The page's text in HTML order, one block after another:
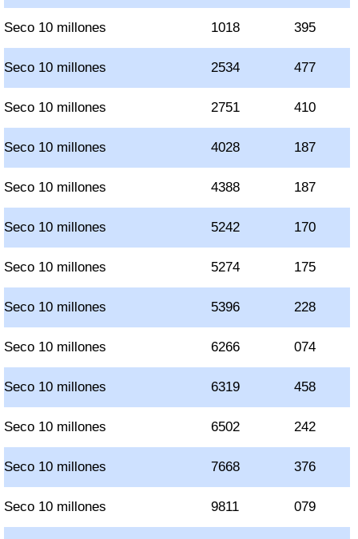
Seco 10 millones 1018 395
Seco 10 millones 2534 477
Seco 10 millones 2751 410
Seco 10 millones 4028 187
Seco 10 millones 4388 187
Seco 10 millones 5242 170
Seco 10 millones 5274 175
Seco 10 millones 5396 228
Seco 10 millones 6266 074
Seco 10 millones 6319 458
Seco 10 millones 6502 242
Seco 10 millones 7668 376
Seco 10 millones 9811 079